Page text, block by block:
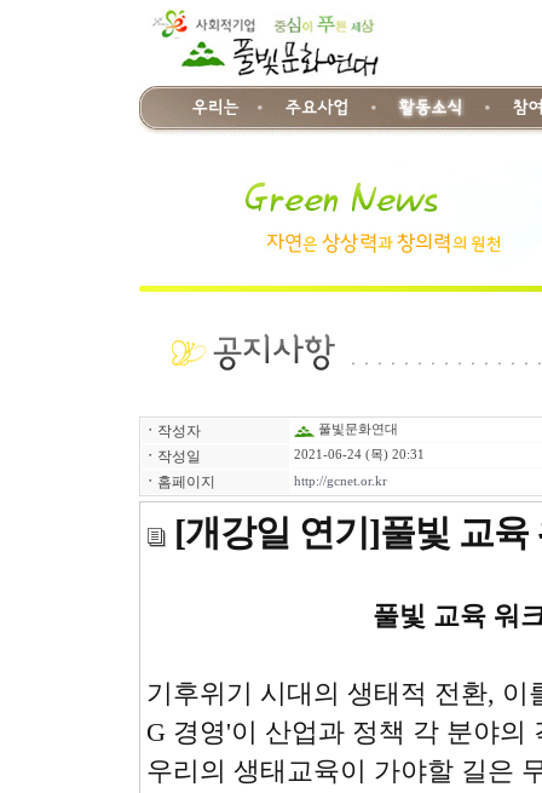
ㆍ 작성자 풀빛문화연대
ㆍ 작성일 2021-06-24 (목) 20:31
ㆍ 홈페이지 http://gcnet.or.kr
[개강일 연기]풀빛 교
풀빛 교육 워
기후위기 시대의 생태적 전환, 이
G 경영'이 산업과 정책 각 분야
우리의 생태교육이 가야할 길은